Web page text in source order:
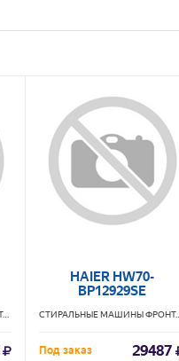
СТИРАЛЬНЫЕ МАШИНЫ ФРОНТАЛЬНЫЕ WILLMARK
HAIER HW70-
BP12929SE
СТИРАЛЬНЫЕ МАШИНЫ ФРОНТАЛЬНЫЕ
Под заказ 29487